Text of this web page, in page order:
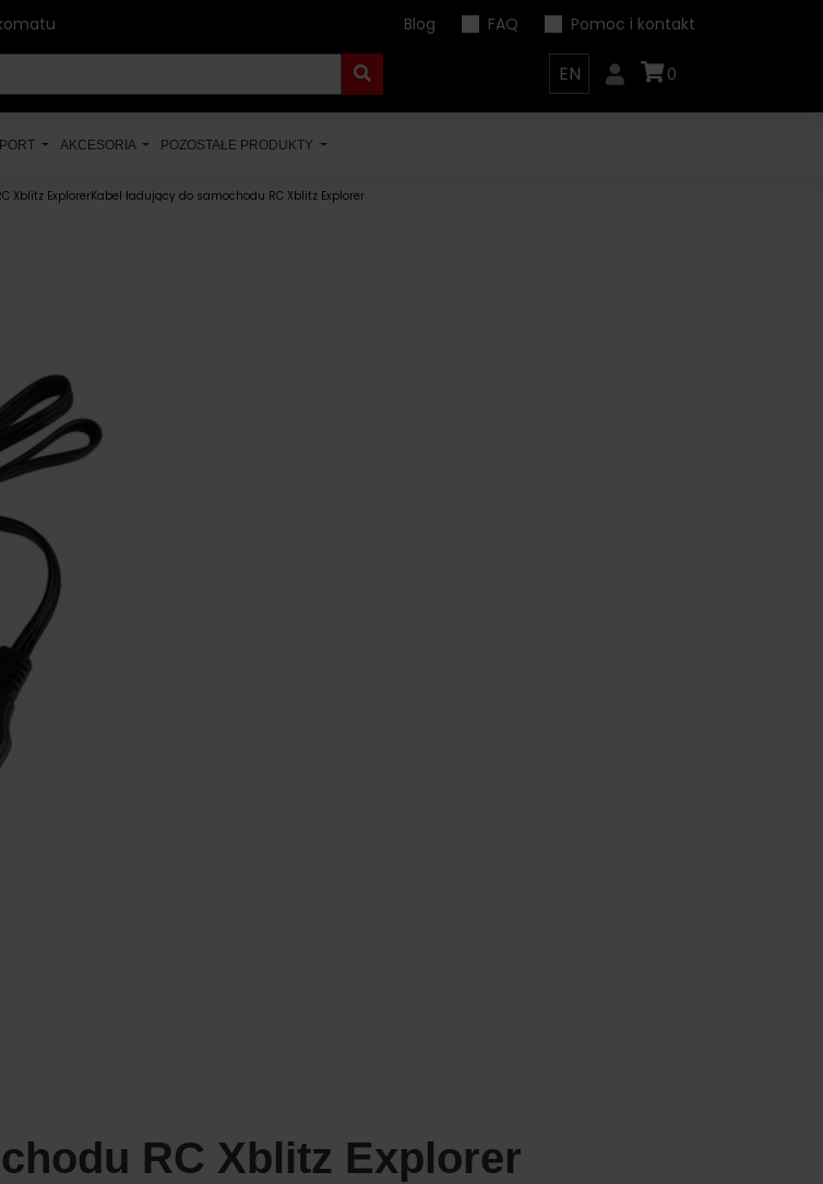
Blog FAQ Pomoc i kontakt
EN 0
AKCESORIA POZOSTAŁE PRODUKTY
Xblitz ExplorerKabel ładujący do samochodu RC Xblitz Explorer
RC Xblitz Explorer